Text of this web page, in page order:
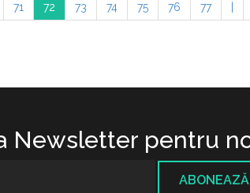
71 72 73 74 75 76 77
Newsletter pentru